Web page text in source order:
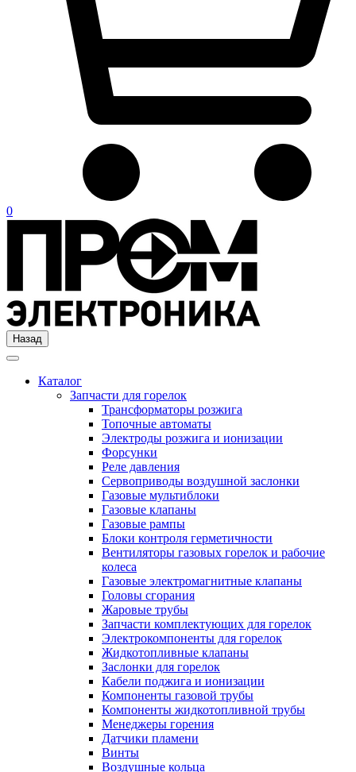
0
Назад
Каталог
Запчасти для горелок
Трансформаторы розжига
Топочные автоматы
Электроды розжига и ионизации
Форсунки
Реле давления
Сервоприводы воздушной заслонки
Газовые мультиблоки
Газовые клапаны
Газовые рампы
Блоки контроля герметичности
Вентиляторы газовых горелок и рабочие
колеса
Газовые электромагнитные клапаны
Головы сгорания
Жаровые трубы
Запчасти комплектующих для горелок
Электрокомпоненты для горелок
Жидкотопливные клапаны
Заслонки для горелок
Кабели поджига и ионизации
Компоненты газовой трубы
Компоненты жидкотопливной трубы
Менеджеры горения
Датчики пламени
Винты
Воздушные кольца